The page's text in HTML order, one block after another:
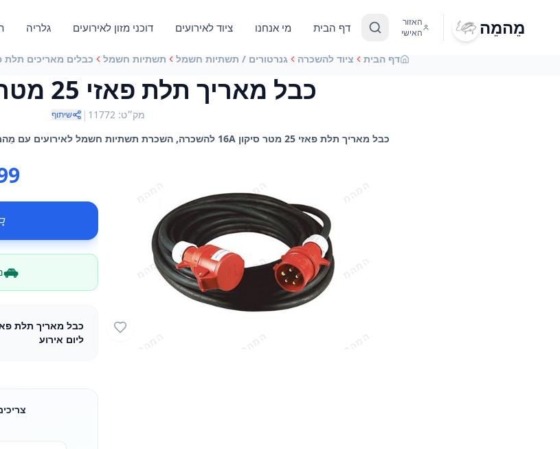
דף הבית מי אנחנו ציוד לאירועים דוכני מזון לאירועים גלריה מֵהמֵה
האזור
האישי
דף הבית ציוד להשכרה גנרטורים / תשתיות חשמל תשתיות חשמל כבלים מאריכים תלת
כבל מאריך תלת פאזי 25 מטר סיקון 16A
מק״ט:
11772
| שיתוף
כבל מאריך תלת פאזי 25 מטר סיקון 16A להשכרה, השכרת תשתיות חשמל לאירועים עם מֵהמֵה
ליום אירוע